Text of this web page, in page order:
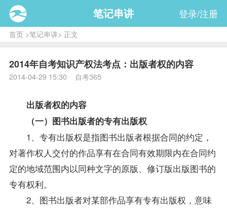
笔记串讲 登录/注册
首页>笔记串讲> 正文
2014年自考知识产权法考点：出版者权的内容
2014-04-29 15:30 自考365
出版者权的内容
（一）图书出版者的专有出版权
1、专有出版权是指图书出版者根据合同的约定，
对著作权人交付的作品享有在合同有效期限内在合同约
定的地域范围内以同种文字的原版、修订版出版图书的
专有权利。
2、图书出版者对某部作品享有专有出版权，意味